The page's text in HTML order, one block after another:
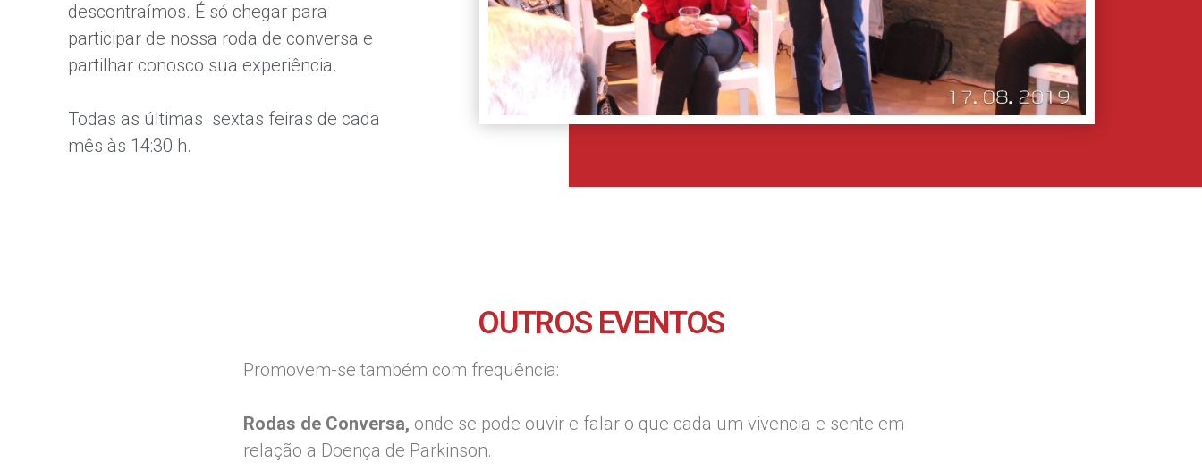
descontraímos. É só chegar para
participar de nossa roda de conversa e
partilhar conosco sua experiência.
Todas as últimas sextas feiras de cada
mês às 14:30 h.
OUTROS EVENTOS
Promovem-se também com frequência:
Rodas de Conversa, onde se pode ouvir e falar o que cada um vivencia e sente em
relação a Doença de Parkinson.